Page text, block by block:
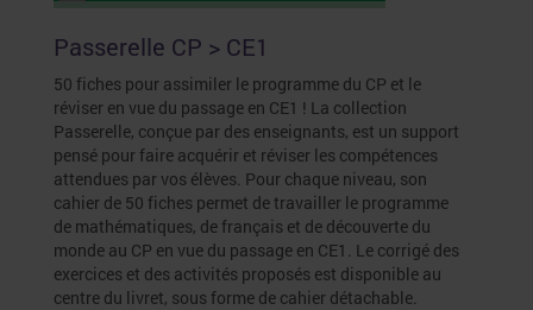
Passerelle CP > CE1
50 fiches pour assimiler le programme du CP et le
réviser en vue du passage en CE1 ! La collection
Passerelle, conçue par des enseignants, est un support
pensé pour faire acquérir et réviser les compétences
attendues par vos élèves. Pour chaque niveau, son
cahier de 50 fiches permet de travailler le programme
de mathématiques, de français et de découverte du
monde au CP en vue du passage en CE1. Le corrigé des
exercices et des activités proposés est disponible au
centre du livret, sous forme de cahier détachable.